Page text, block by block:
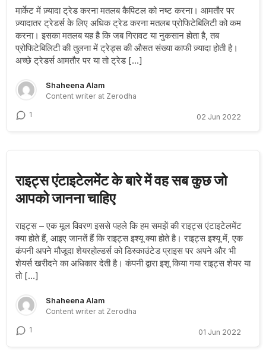
मार्केट में ज़्यादा ट्रेड करना मतलब कैपिटल को नष्ट करना। आमतौर पर
ज़्यादातर ट्रेडर्स के लिए अधिक ट्रेड करना मतलब प्रोफिटेबिलिटी को कम
करना। इसका मतलब यह है कि जब गिरावट या नुकसान होता है, तब
प्रोफिटेबिलिटी की तुलना में ट्रेड्स की औसत संख्या काफी ज़्यादा होती है।
अच्छे ट्रेडर्स आमतौर पर या तो ट्रेड […]
Shaheena Alam
Content writer at Zerodha
1 02 Jun 2022
राइट्स एंटाइटेलमेंट के बारे में वह सब कुछ जो
आपको जानना चाहिए
राइट्स – एक मूल विवरण इससे पहले कि हम समझें की राइट्स एंटाइटेलमेंट
क्या होते हैं, आइए जानतें हैं कि राइट्स इश्यू क्या होते है। राइट्स इश्यू में, एक
कंपनी अपने मौजूदा शेयरहोल्डर्स को डिस्काउंटेड प्राइस पर अपने और भी
शेयर्स खरीदने का अधिकार देती है। कंपनी द्वारा इशू किया गया राइट्स शेयर या
तो […]
Shaheena Alam
Content writer at Zerodha
1 01 Jun 2022